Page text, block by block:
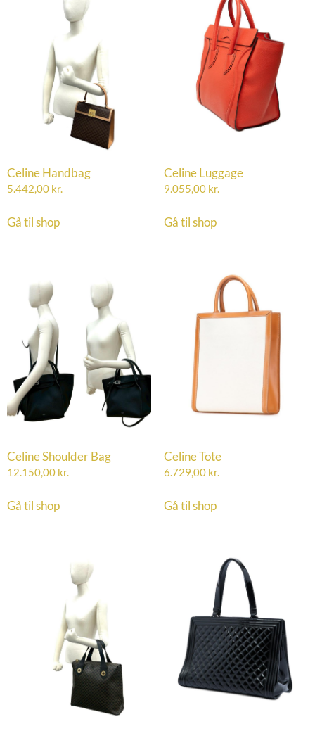
Celine Handbag
5.442,00 kr.
Gå til shop
Celine Luggage
9.055,00 kr.
Gå til shop
Celine Shoulder Bag
12.150,00 kr.
Gå til shop
Celine Tote
6.729,00 kr.
Gå til shop